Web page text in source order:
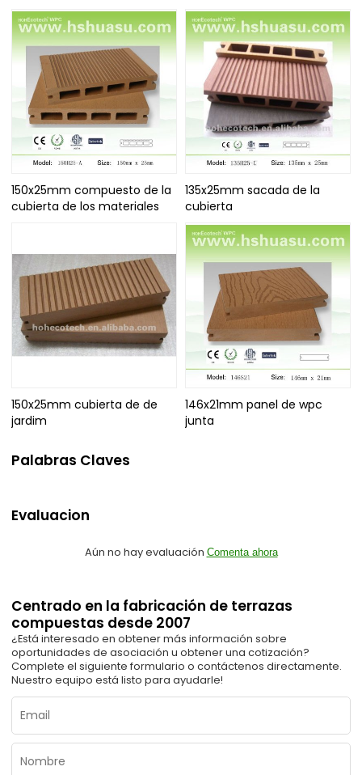
150x25mm compuesto de la
cubierta de los materiales
135x25mm sacada de la
cubierta
150x25mm cubierta de de
jardim
146x21mm panel de wpc
junta
Palabras Claves
Evaluacion
Aún no hay evaluación Comenta ahora
Centrado en la fabricación de terrazas
compuestas desde 2007
¿Está interesado en obtener más información sobre
oportunidades de asociación u obtener una cotización?
Complete el siguiente formulario o contáctenos directamente.
Nuestro equipo está listo para ayudarle!